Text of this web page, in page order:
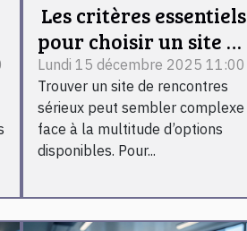
Les critères essentiels
pour choisir un site de
rencontres sérieux
Lundi 15 décembre 2025 11:00
Trouver un site de rencontres
sérieux peut sembler complexe
face à la multitude d’options
disponibles. Pour...